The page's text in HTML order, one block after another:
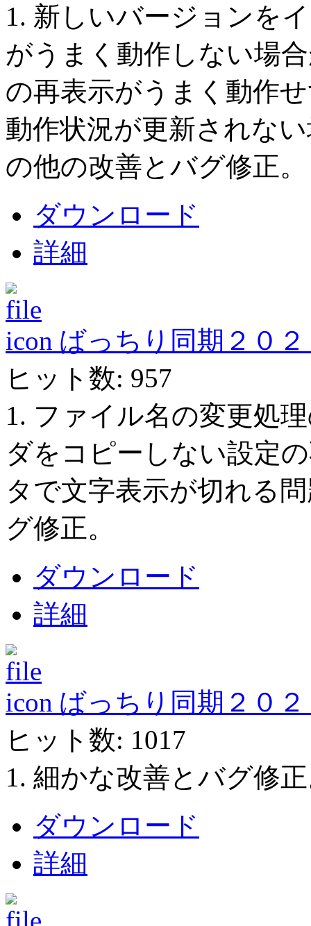
1. 新しいバージョンを
がうまく動作しない場
の再表示がうまく動作
動作状況が更新されな
の他の改善とバグ修正。
ダウンロード
詳細
ばっちり同期２０２
ヒット数: 957
1. ファイル名の変更処
ダをコピーしない設定
タで文字表示が切れる
グ修正。
ダウンロード
詳細
ばっちり同期２０２
ヒット数: 1017
1. 細かな改善とバグ修
ダウンロード
詳細